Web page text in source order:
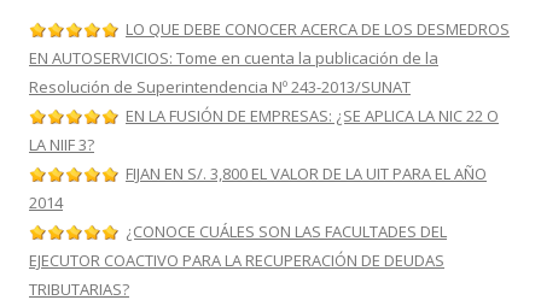
LO QUE DEBE CONOCER ACERCA DE LOS DESMEDROS
EN AUTOSERVICIOS: Tome en cuenta la publicación de la
Resolución de Superintendencia Nº 243-2013/SUNAT
EN LA FUSIÓN DE EMPRESAS: ¿SE APLICA LA NIC 22 O
LA NIIF 3?
FIJAN EN S/. 3,800 EL VALOR DE LA UIT PARA EL AÑO
2014
¿CONOCE CUÁLES SON LAS FACULTADES DEL
EJECUTOR COACTIVO PARA LA RECUPERACIÓN DE DEUDAS
TRIBUTARIAS?